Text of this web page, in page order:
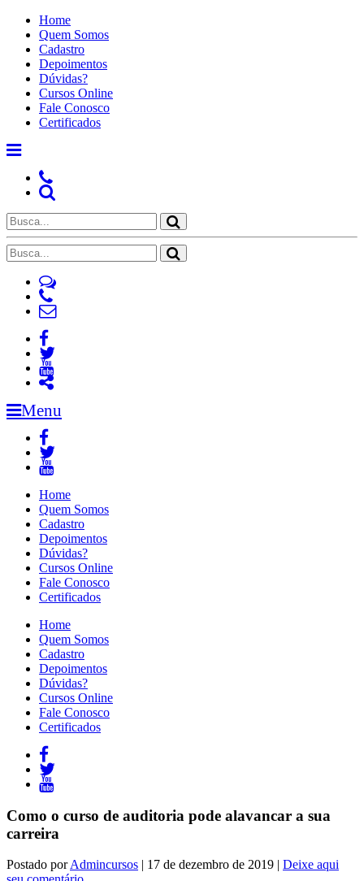
Home
Quem Somos
Cadastro
Depoimentos
Dúvidas?
Cursos Online
Fale Conosco
Certificados
Menu
Home
Quem Somos
Cadastro
Depoimentos
Dúvidas?
Cursos Online
Fale Conosco
Certificados
Home
Quem Somos
Cadastro
Depoimentos
Dúvidas?
Cursos Online
Fale Conosco
Certificados
Como o curso de auditoria pode alavancar a sua
carreira
Postado porAdmincursos | 17 de dezembro de 2019 | Deixe aqui